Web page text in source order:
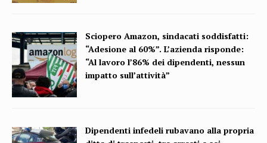
Sciopero Amazon, sindacati soddisfatti:
“Adesione al 60%”. L’azienda risponde:
“Al lavoro l’86% dei dipendenti, nessun
impatto sull’attività”
Dipendenti infedeli rubavano alla propria